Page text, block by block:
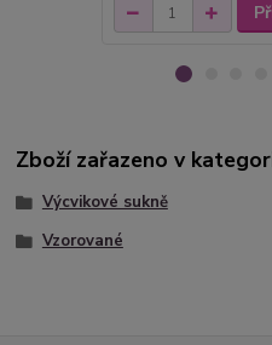
Zboží zařazeno v
Výcvikové sukně
Vzorované